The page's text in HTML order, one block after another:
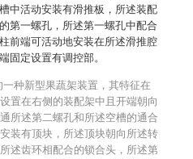
中活动安装有滑推板，所述装配
第一螺孔，所述第一螺孔中配合
前端可活动地安装在所述滑推腔
固定设置有调控部。
种新型果蔬架装置，其特征在
置在右侧的装配架中且开端朝向
所述第二螺孔和所述空槽的通合
装有顶块，所述顶块朝向所述转
述齿环相配合的锁合头，所述第